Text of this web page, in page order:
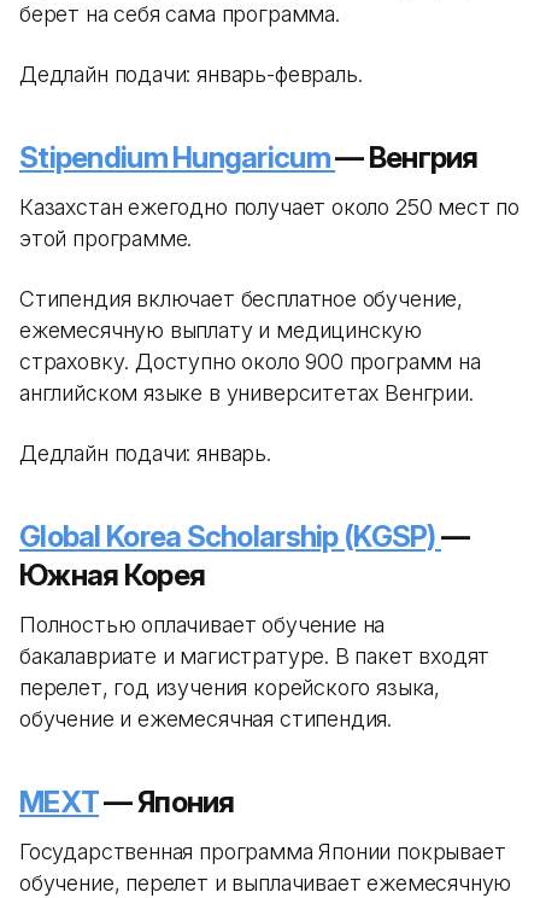
берет на себя сама программа.
Дедлайн подачи: январь-февраль.
Stipendium Hungaricum— Венгрия
Казахстан ежегодно получает около 250 мест по
этой программе.
Стипендия включает бесплатное обучение,
ежемесячную выплату и медицинскую
страховку. Доступно около 900 программ на
английском языке в университетах Венгрии.
Дедлайн подачи: январь.
Global Korea Scholarship (KGSP)—
Южная Корея
Полностью оплачивает обучение на
бакалавриате и магистратуре. В пакет входят
перелет, год изучения корейского языка,
обучение и ежемесячная стипендия.
MEXT— Япония
Государственная программа Японии покрывает
обучение, перелет и выплачивает ежемесячную